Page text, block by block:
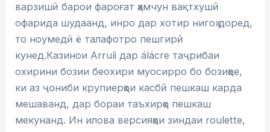
варзишӣ барои фароғат ҳамчун вақтхушӣ
офарида шудаанд, инро дар хотир нигоҳ доред,
то ноумедӣ ё талафотро пешгирӣ
кунед.Казинои Arruíi дар álácre таҷрибаи
охирини бозии беохири муосирро бо бозиҳое,
ки аз ҷониби крупиерҳои касбӣ пешкаш карда
мешаванд, дар бораи таъхирҳо пешкаш
мекунанд. Ин илова версияҳои зиндаи roulette,